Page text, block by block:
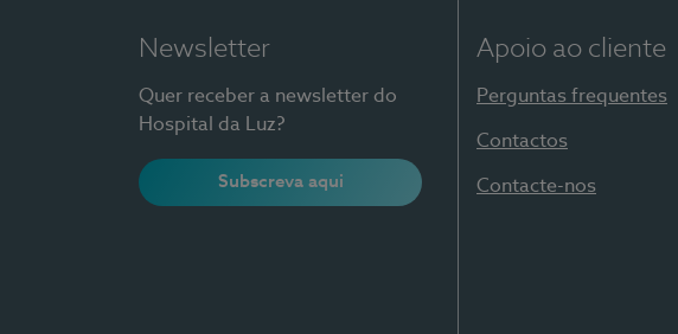
Newsletter
Quer receber a newsletter do
Hospital da Luz?
Subscreva aqui
Apoio ao cliente
Perguntas frequentes
Contactos
Contacte-nos